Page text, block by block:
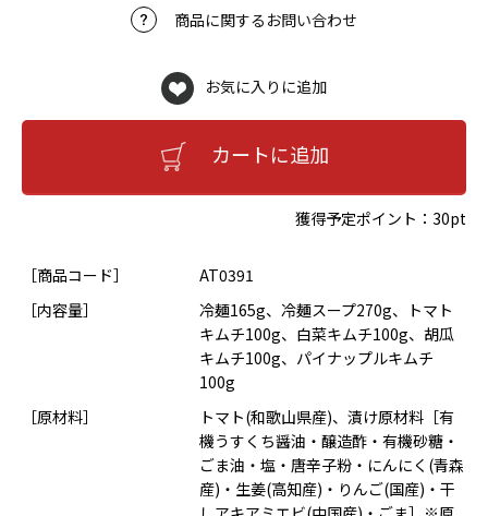
商品に関するお問い合わせ
お気に入りに追加
カートに追加
獲得予定ポイント：30pt
［商品コード］
AT0391
［内容量］
冷麺165g、冷麺スープ270g、トマト
キムチ100g、白菜キムチ100g、胡瓜
キムチ100g、パイナップルキムチ
100g
［原材料］
トマト(和歌山県産)、漬け原材料［有
機うすくち醤油・醸造酢・有機砂糖・
ごま油・塩・唐辛子粉・にんにく(青森
産)・生姜(高知産)・りんご(国産)・干